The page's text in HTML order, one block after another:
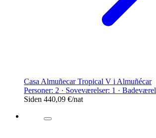
Casa Almuñecar Tropical V i Almuñécar
Personer: 2 · Soveværelser: 1 ·
Siden 440,09 €/nat